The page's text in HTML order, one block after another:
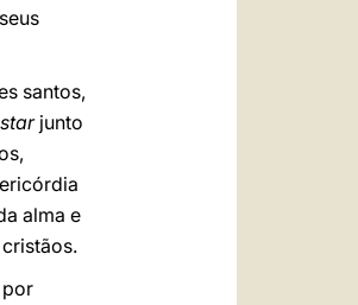
santos,
junto
alma e
por